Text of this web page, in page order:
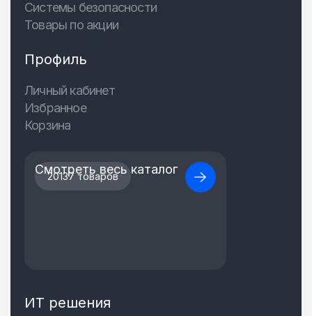
Системы безопасности
Товары по акции
Профиль
Личный кабинет
Избранное
Корзина
20137 товаров
Смотреть весь каталог
ИТ решения